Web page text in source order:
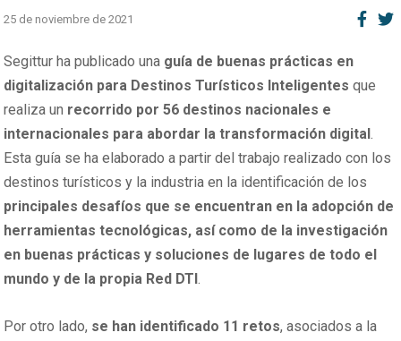
25 de noviembre de 2021
Segittur ha publicado una guía de buenas prácticas en
digitalización para Destinos Turísticos Inteligentes que
realiza un recorrido por 56 destinos nacionales e
internacionales para abordar la transformación digital.
Esta guía se ha elaborado a partir del trabajo realizado con los
destinos turísticos y la industria en la identificación de los
principales desafíos que se encuentran en la adopción de
herramientas tecnológicas, así como de la investigación
en buenas prácticas y soluciones de lugares de todo el
mundo y de la propia Red DTI.
Por otro lado, se han identificado 11 retos, asociados a la